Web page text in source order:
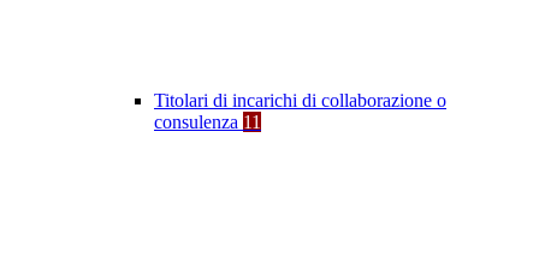
Titolari di incarichi di collaborazione o
consulenza 11